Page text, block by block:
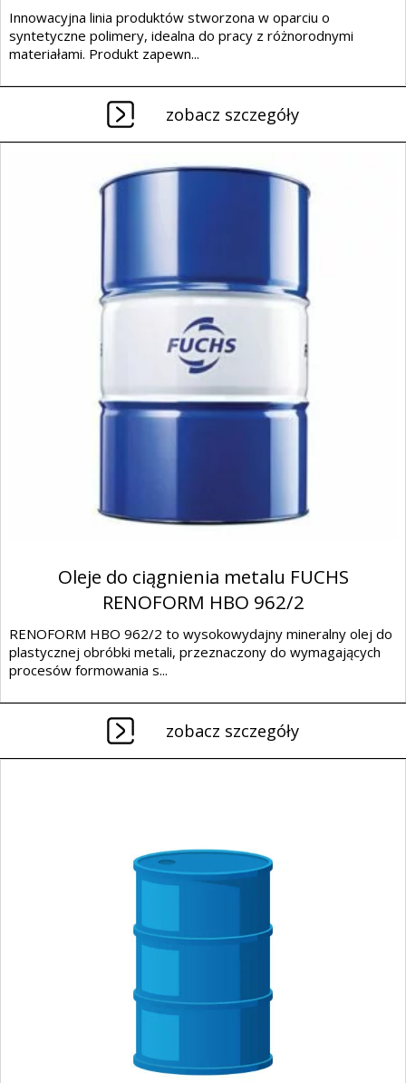
Innowacyjna linia produktów stworzona w oparciu o
syntetyczne polimery, idealna do pracy z różnorodnymi
materiałami. Produkt zapewn...
zobacz szczegóły
Oleje do ciągnienia metalu FUCHS
RENOFORM HBO 962/2
RENOFORM HBO 962/2 to wysokowydajny mineralny olej do
plastycznej obróbki metali, przeznaczony do wymagających
procesów formowania s...
zobacz szczegóły